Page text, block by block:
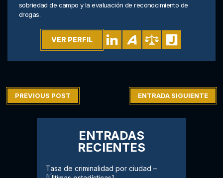
sobriedad de campo y la evaluación de reconocimiento de
drogas.
VER PERFIL
PREVIOUS POST ENTRADA SIGUIENTE
ENTRADAS
RECIENTES
Tasa de criminalidad por ciudad –